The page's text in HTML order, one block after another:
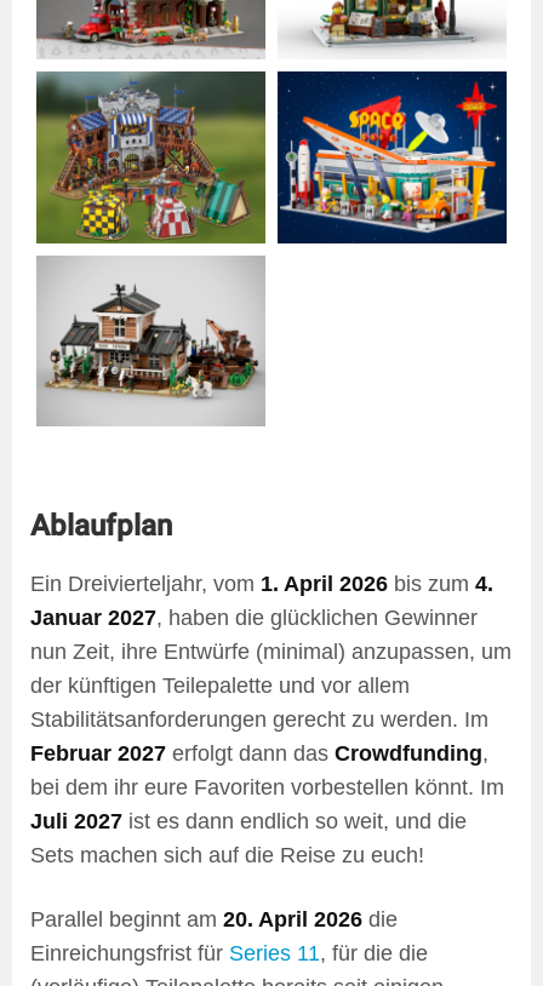
Ablaufplan
Ein Dreivierteljahr, vom 1. April 2026 bis zum 4.
Januar 2027, haben die glücklichen Gewinner
nun Zeit, ihre Entwürfe (minimal) anzupassen, um
der künftigen Teilepalette und vor allem
Stabilitätsanforderungen gerecht zu werden. Im
Februar 2027 erfolgt dann das Crowdfunding,
bei dem ihr eure Favoriten vorbestellen könnt. Im
Juli 2027 ist es dann endlich so weit, und die
Sets machen sich auf die Reise zu euch!
Parallel beginnt am 20. April 2026 die
Einreichungsfrist für Series 11, für die die